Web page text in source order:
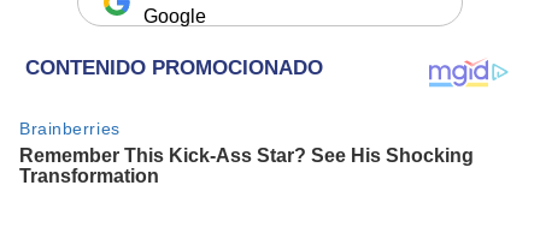
Google